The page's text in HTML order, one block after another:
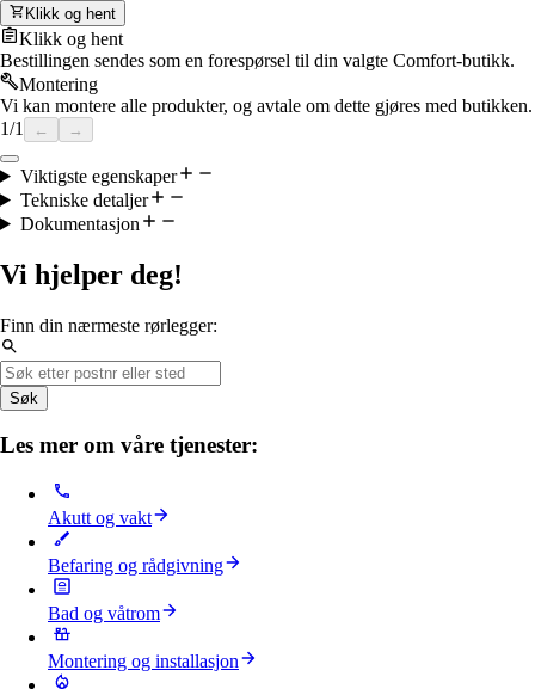
Klikk og hent
Klikk og hent
Bestillingen sendes som en forespørsel til din valgte Comfort-butikk.
Montering
Vi kan montere alle produkter, og avtale om dette gjøres med butikken.
1/1 ← →
Viktigste egenskaper
Tekniske detaljer
Dokumentasjon
Vi hjelper deg!
Finn din nærmeste rørlegger:
Søk
Les mer om våre tjenester:
Akutt og vakt
Befaring og rådgivning
Bad og våtrom
Montering og installasjon